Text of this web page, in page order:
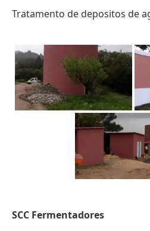
Tratamento de depositos de
SCC Fermentadores